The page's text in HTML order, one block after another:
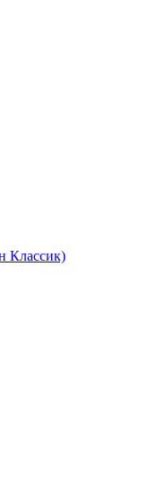
Классик)